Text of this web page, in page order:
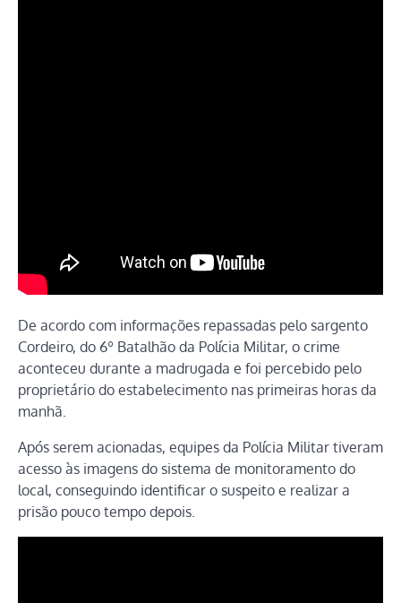
De acordo com informações repassadas pelo sargento
Cordeiro, do 6º Batalhão da Polícia Militar, o crime
aconteceu durante a madrugada e foi percebido pelo
proprietário do estabelecimento nas primeiras horas da
manhã.
Após serem acionadas, equipes da Polícia Militar tiveram
acesso às imagens do sistema de monitoramento do
local, conseguindo identificar o suspeito e realizar a
prisão pouco tempo depois.